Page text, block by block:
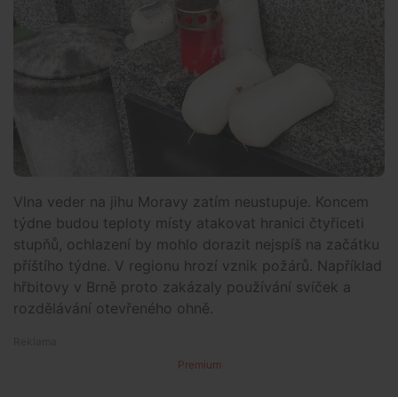
Vlna veder na jihu Moravy zatím neustupuje. Koncem
týdne budou teploty místy atakovat hranici čtyřiceti
stupňů, ochlazení by mohlo dorazit nejspíš na začátku
příštího týdne. V regionu hrozí vznik požárů. Například
hřbitovy v Brně proto zakázaly používání svíček a
rozdělávání otevřeného ohně.
Premium